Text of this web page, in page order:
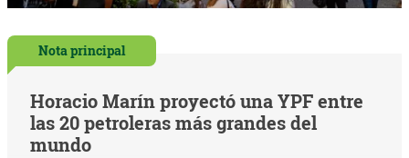
Nota principal
Horacio Marín proyectó una YPF entre
las 20 petroleras más grandes del
mundo